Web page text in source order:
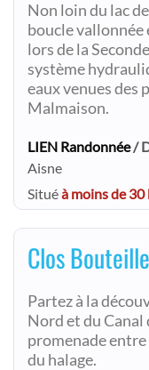
Non loin du lac
boucle
lors de la
système
eaux venues des
Malmaison.
LIEN Randonnée/
Aisne
Situéà moins de
Clos Bouteille
Partez à la
Nord et du Canal
promenade
du halage.